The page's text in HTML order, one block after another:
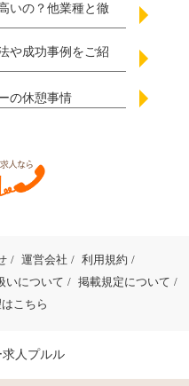
いの？他業種と徹
や成功事例をご紹
の休憩事情
運営会社
利用規約
いについて
掲載規定について
こちら
求人プルル